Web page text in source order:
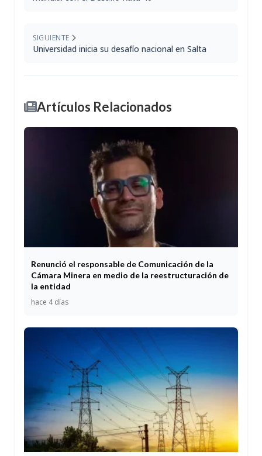
SIGUIENTE
Universidad inicia su desafío nacional en Salta
Artículos Relacionados
Renunció el responsable de Comunicación de la
Cámara Minera en medio de la reestructuración de
la entidad
hace 4 días